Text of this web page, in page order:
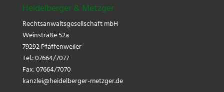
Heidelberger & Metzger
Rechtsanwaltsgesellschaft mbH
Weinstraße 52a
79292 Pfaffenweiler
Tel.: 07664/7077
Fax: 07664/7070
kanzlei@heidelberger-metzger.de